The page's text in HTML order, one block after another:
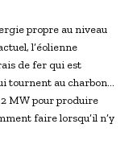
propre au niveau
l’éolienne
de fer qui est
tournent au charbon…
MW pour produire
faire lorsqu’il n’y